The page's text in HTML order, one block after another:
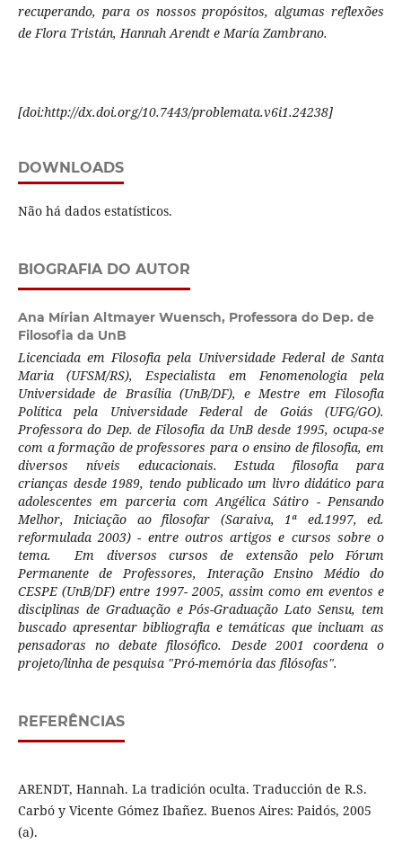
recuperando, para os nossos propósitos, algumas reflexões
de Flora Tristán, Hannah Arendt e María Zambrano.
[doi:http://dx.doi.org/10.7443/problemata.v6i1.24238]
DOWNLOADS
Não há dados estatísticos.
BIOGRAFIA DO AUTOR
Ana Mírian Altmayer Wuensch, Professora do Dep. de
Filosofia da UnB
Licenciada em Filosofia pela Universidade Federal de Santa
Maria (UFSM/RS), Especialista em Fenomenologia pela
Universidade de Brasília (UnB/DF), e Mestre em Filosofia
Política pela Universidade Federal de Goiás (UFG/GO).
Professora do Dep. de Filosofia da UnB desde 1995, ocupa-se
com a formação de professores para o ensino de filosofia, em
diversos níveis educacionais. Estuda filosofia para
crianças desde 1989, tendo publicado um livro didático para
adolescentes em parceria com Angélica Sátiro - Pensando
Melhor, Iniciação ao filosofar (Saraiva, 1ª ed.1997, ed.
reformulada 2003) - entre outros artigos e cursos sobre o
tema. Em diversos cursos de extensão pelo Fórum
Permanente de Professores, Interação Ensino Médio do
CESPE (UnB/DF) entre 1997- 2005, assim como em eventos e
disciplinas de Graduação e Pós-Graduação Lato Sensu, tem
buscado apresentar bibliografia e temáticas que incluam as
pensadoras no debate filosófico. Desde 2001 coordena o
projeto/linha de pesquisa "Pró-memória das filósofas".
REFERÊNCIAS
ARENDT, Hannah. La tradición oculta. Traducción de R.S.
Carbó y Vicente Gómez Ibañez. Buenos Aires: Paidós, 2005
(a).